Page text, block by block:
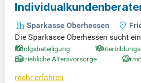
Sparkasse Oberhessen
Die Sparkasse Oberhessen sucht
sönliche Beratung im Vordergrund
gserlebnisse. Gestalte gemeinsam
Erfolgsbeteiligung
Betriebliche Altersvorsorge
mehr erfahren